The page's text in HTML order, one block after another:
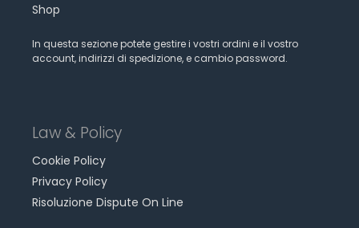
Shop
In questa sezione potete gestire i vostri ordini e il vostro
account, indirizzi di spedizione, e cambio password.
Law & Policy
Cookie Policy
Privacy Policy
Risoluzione Dispute On Line